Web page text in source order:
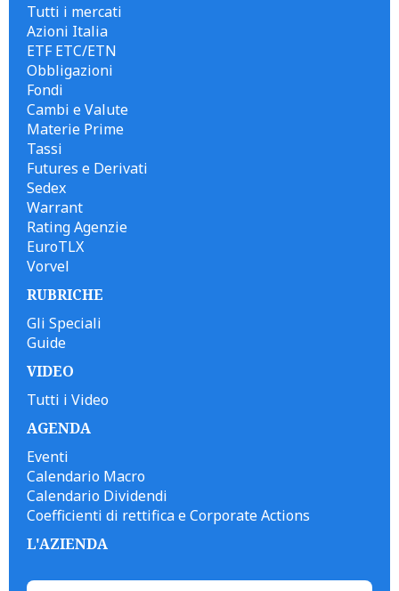
Tutti i mercati
Azioni Italia
ETF ETC/ETN
Obbligazioni
Fondi
Cambi e Valute
Materie Prime
Tassi
Futures e Derivati
Sedex
Warrant
Rating Agenzie
EuroTLX
Vorvel
RUBRICHE
Gli Speciali
Guide
VIDEO
Tutti i Video
AGENDA
Eventi
Calendario Macro
Calendario Dividendi
Coefficienti di rettifica e Corporate Actions
L'AZIENDA